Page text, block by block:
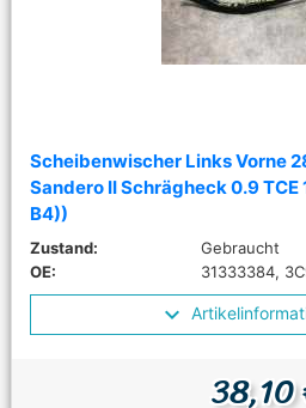
Scheibenwischer Links Vorne
Sandero II Schrägheck 0.9
B4))
Zustand:
Gebraucht
OE:
31333384,